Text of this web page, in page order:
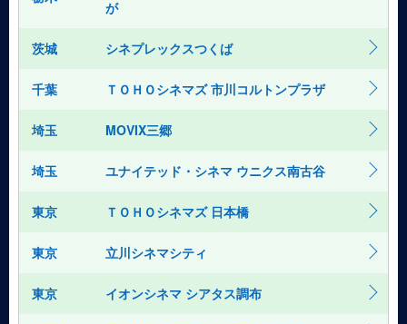
が
茨城 シネプレックスつくば
千葉 ＴＯＨＯシネマズ 市川コルトンプラザ
埼玉 MOVIX三郷
埼玉 ユナイテッド・シネマ ウニクス南古谷
東京 ＴＯＨＯシネマズ 日本橋
東京 立川シネマシティ
東京 イオンシネマ シアタス調布